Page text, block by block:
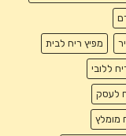
מפיץ ריח לבית
ללובי
לעסק
מומלץ